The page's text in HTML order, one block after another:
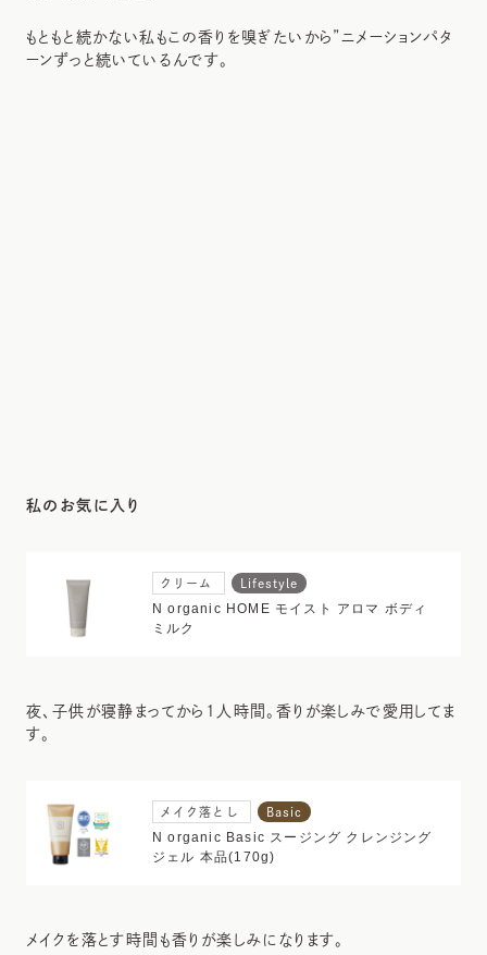
もともと続かない私もこの香りを嗅ぎたいから”ニメーションパタ
ーンずっと続いているんです。
私のお気に入り
クリーム Lifestyle
N organic HOME モイスト アロマ ボディ
ミルク
夜、子供が寝静まってから1人時間。香りが楽しみで愛用してま
す。
メイク落とし Basic
N organic Basic スージング クレンジング
ジェル 本品(170g)
メイクを落とす時間も香りが楽しみになります。